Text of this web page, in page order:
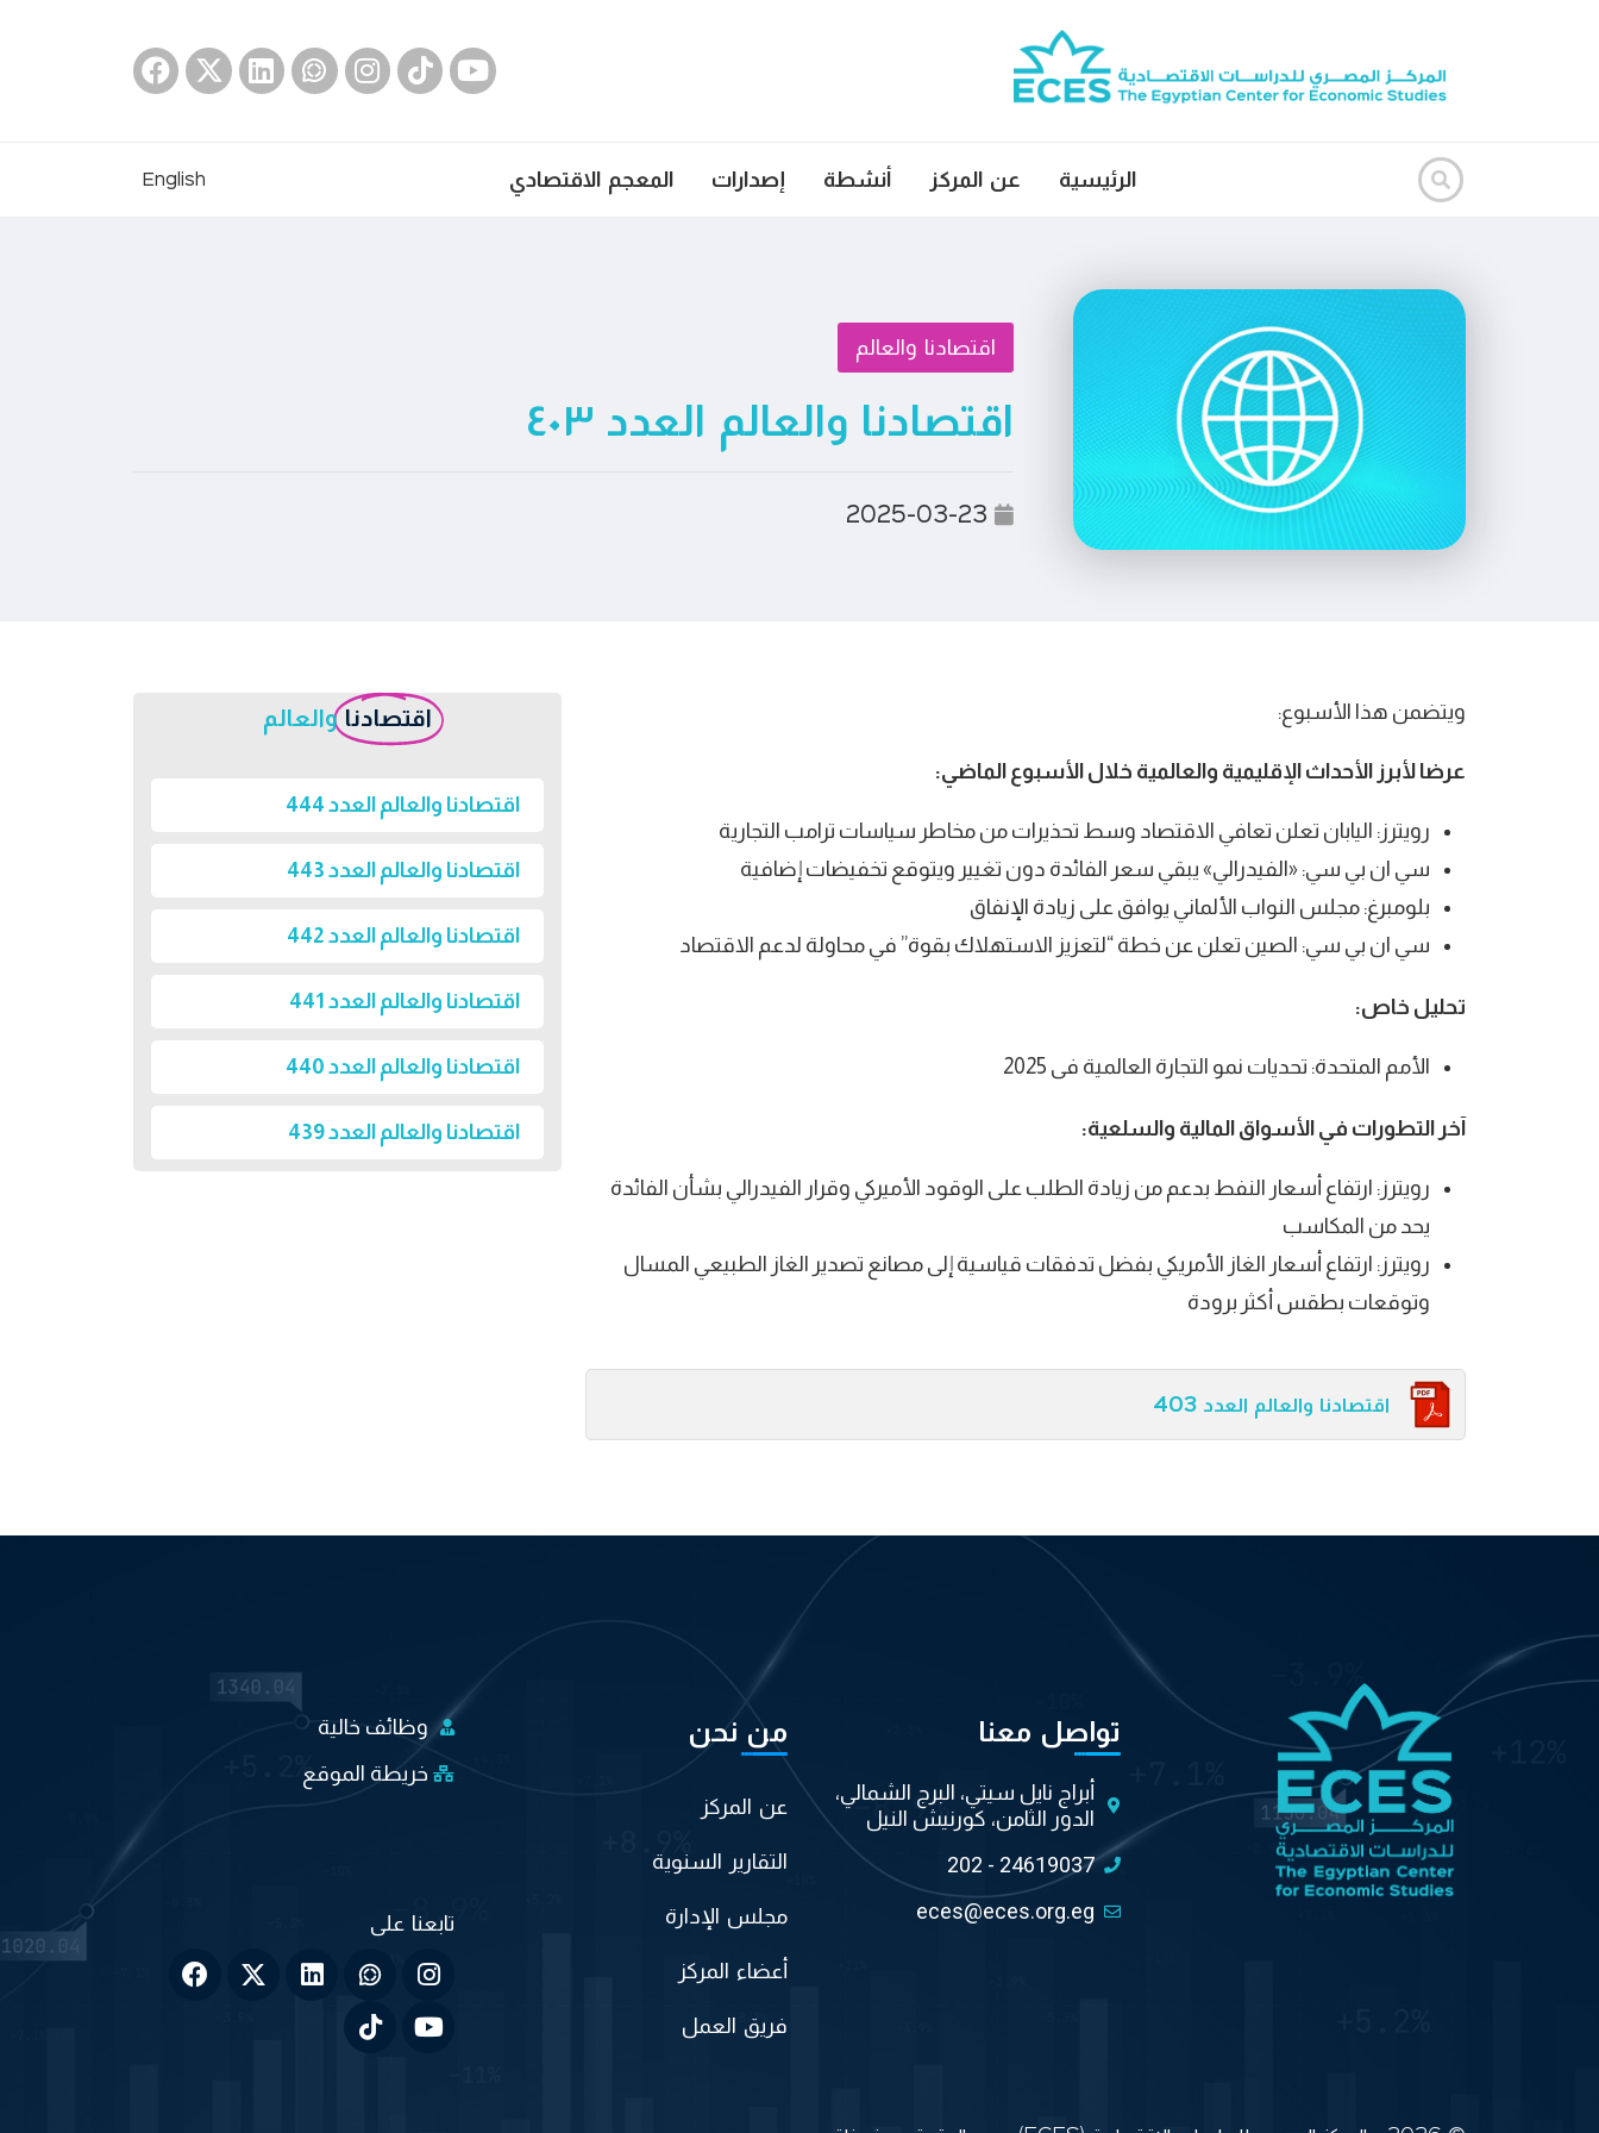
الرئيسية عن المركز أنشطة إصدارات المعجم الاقتصادي English
اقتصادنا والعالم
اقتصادنا والعالم العدد ٤٠٣
2025-03-23
ويتضمن هذا الأسبوع:
عرضا لأبرز الأحداث الإقليمية والعالمية خلال الأسبوع الماضي:
رويترز: اليابان تعلن تعافي الاقتصاد وسط تحذيرات من مخاطر سياسات ترامب التجارية
سي ان بي سي: «الفيدرالي» يبقي سعر الفائدة دون تغيير ويتوقع تخفيضات إضافية
بلومبرغ: مجلس النواب الألماني يوافق على زيادة الإنفاق
سي ان بي سي: الصين تعلن عن خطة “لتعزيز الاستهلاك بقوة” في محاولة لدعم الاقتصاد
تحليل خاص:
الأمم المتحدة: تحديات نمو التجارة العالمية فى 2025
آخر التطورات في الأسواق المالية والسلعية:
رويترز: ارتفاع أسعار النفط بدعم من زيادة الطلب على الوقود الأميركي وقرار الفيدرالي بشأن الفائدة
يحد من المكاسب
رويترز: ارتفاع أسعار الغاز الأمريكي بفضل تدفقات قياسية إلى مصانع تصدير الغاز الطبيعي المسال
وتوقعات بطقس أكثر برودة
اقتصادنا والعالم العدد 403
اقتصادنا والعالم
اقتصادنا والعالم العدد 444
اقتصادنا والعالم العدد 443
اقتصادنا والعالم العدد 442
اقتصادنا والعالم العدد 441
اقتصادنا والعالم العدد 440
اقتصادنا والعالم العدد 439
تواصل معنا
أبراج نايل سيتي، البرج الشمالي،
الدور الثامن، كورنيش النيل
202 - 24619037
eces@eces.org.eg
من نحن
عن المركز
التقارير السنوية
مجلس الإدارة
أعضاء المركز
فريق العمل
وظائف خالية
خريطة الموقع